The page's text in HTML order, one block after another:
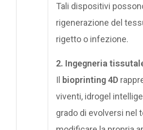
Tali dispositivi
rigenerazione del
rigetto o infezione.
2. Ingegneria
Il bioprinting 4D
viventi, idrogel
grado di evolversi nel